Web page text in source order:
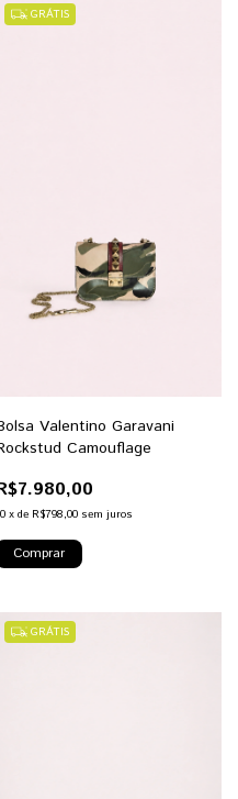
GRÁTIS
Valentino Garavani
Camouflage
x de R$798,00 sem juros
GRÁTIS